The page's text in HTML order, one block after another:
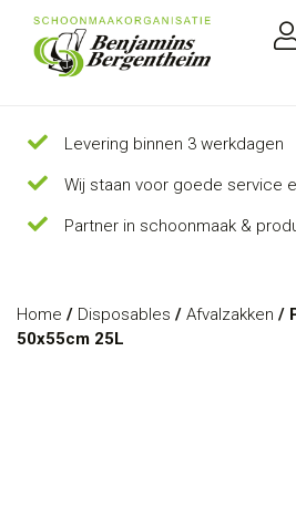
Levering binnen 3 werkdagen
Wij staan voor goede service
Partner in schoonmaak &
Home / Disposables / Afvalzakken /
50x55cm 25L